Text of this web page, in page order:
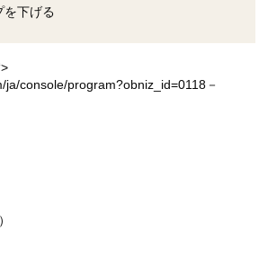
を下げる
ja/console/program?obniz_id=0118－